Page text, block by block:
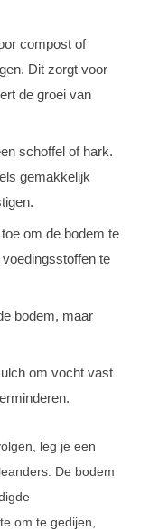
compost of
Dit zorgt voor
de groei van
schoffel of hark.
gemakkelijk
om de bodem te
te
bodem, maar
om vocht vast
leg je een
De bodem
om te gedijen,